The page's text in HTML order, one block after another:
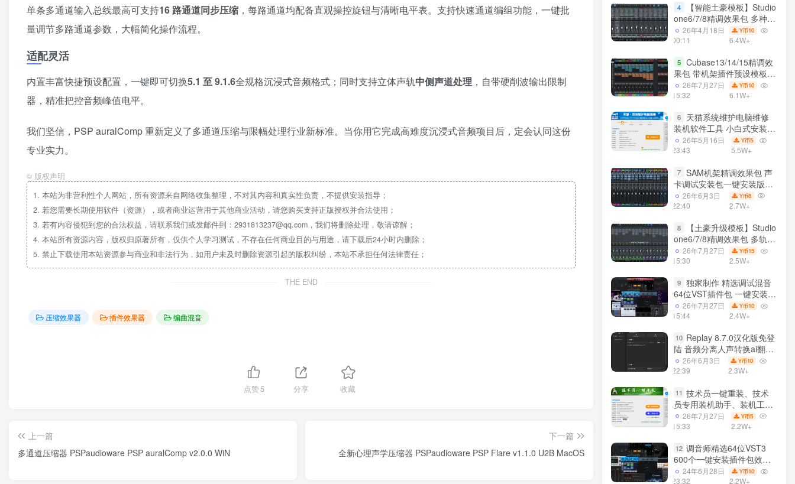
单条多通道输入总线最高可支持16 路通道同步压缩 ，每路通道均配备直观操控旋钮与清晰电平表。支持快速通道编组功能，一键批
量调节多路通道参数，大幅简化操作流程。
适配灵活
内置丰富快捷预设配置，一键即可切换5.1 至 9.1.6全规格沉浸式音频格式；同时支持立体声轨中侧声道处理 ，自带硬削波输出限制
器，精准把控音频峰值电平。
我们坚信，PSP auralComp 重新定义了多通道压缩与限幅处理行业新标准。当你用它完成高难度沉浸式音频项目后，定会认同这份
专业实力。
© 版权声明
1. 本站为非营利性个人网站，所有资源来自网络收集整理，不对其内容和真实性负责，不提供安装指导；
2. 若您需要长期使用软件（资源），或者商业运营用于其他商业活动，请您购买支持正版授权并合法使用；
3. 若有内容侵犯到您的合法权益，请联系我们或发邮件到：2931813237@qq.com，我们将删除处理，敬请谅解；
4. 本站所有资源内容，版权归原著所有，仅供个人学习测试，不存在任何商业目的与用途，请下载后24小时内删除；
5. 禁止下载使用本站资源参与商业和非法行为，如用户未及时删除资源引起的版权纠纷，本站不承担任何法律责任；
THE END
压缩效果器 插件效果器 编曲混音
点赞5 分享 收藏
上一篇
多通道压缩器 PSPaudioware PSP auralComp v2.0.0 WiN
下一篇
全新心理声学压缩器 PSPaudioware PSP Flare v1.1.0 U2B MacOS
4
【智能土豪模板】Studio
one6/7/8精调效果包 多种效
果模式可选 声卡调试好预设
带插件全套文件
26年4月18日
00:11
Y币10
6.4W+
5 Cubase13/14/15精调效
果包 带机架插件预设模板
声卡调试好效果工程文件
26年7月27日
15:32
Y币10
6.1W+
6
天猫系统维护电脑维修
装机软件工具 小白式安装
完全一键安装系统 电脑系统
装机软件 一键重装系统
26年5月16日
23:43
Y币5
5.5W+
7 SAM机架精调效果包 声
卡调试安装包一键安装版模
板 带插件预设效果文件
26年6月3日
22:40
Y币8
2.7W+
8
【土豪升级模板】Studio
one6/7/8精调效果包 多轨道
效果模式可选 声卡调试好预
设模板 带插件全套文件
26年7月27日
15:30
Y币15
2.5W+
9 独家制作 精选调试混音
64位VST插件包 一键安装
600个效果器合集v2.0 WiN
支持定制
26年7月27日
15:44
Y币10
2.4W+
10 Replay 8.7.0汉化版免登
陆 音频分离人声转换ai翻唱
支持50系显卡 一键安装
WiN
26年6月3日
22:39
Y币10
2.3W+
11 技术员一键重装、技术
员专用装机助手、装机工
具、电脑系统装机软件丶一
键安装系统
26年7月27日
15:33
Y币5
2.2W+
12 调音师精选64位VST3
600个一键安装插件包效果
器集合10G WiN
24年6月28日
23:32
Y币10
2.2W+